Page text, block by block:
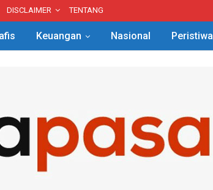
DISCLAIMER TENTANG
Keuangan Nasional Peristiwa